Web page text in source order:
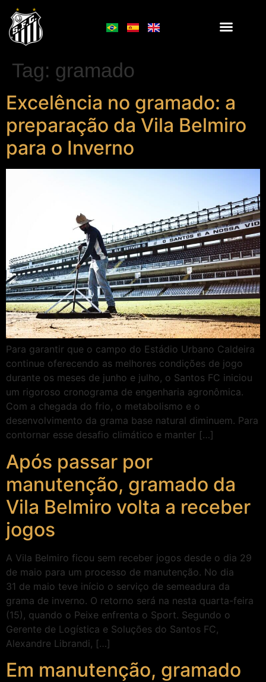
Tag: gramado
Excelência no gramado: a
preparação da Vila Belmiro
para o Inverno
Para garantir que o campo do Estádio Urbano Caldeira
continue oferecendo as melhores condições de jogo
durante os meses de junho e julho, o Santos FC iniciou
um rigoroso cronograma de engenharia agronômica.
Com a chegada do frio, o metabolismo e o
desenvolvimento da grama base natural diminuem. Para
contornar esse desafio climático e manter […]
Após passar por
manutenção, gramado da
Vila Belmiro volta a receber
jogos
A Vila Belmiro ficou sem receber jogos desde o dia 29
de maio para um processo de manutenção. No dia
31 de maio teve início o serviço de semeadura da
grama de inverno. O retorno será na nesta quarta-feira
(15), quando o Peixe enfrenta o Sport. Segundo o
Gerente de Logística e Soluções do Santos FC,
Alexandre Librandi, […]
Em manutenção, gramado